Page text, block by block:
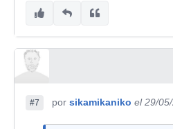
#7 por sikamikaniko el 29/